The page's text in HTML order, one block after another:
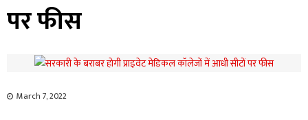
पर फीस
March 7, 2022